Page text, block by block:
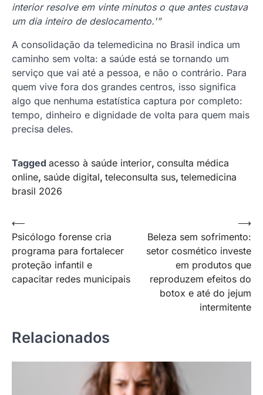
interior resolve em vinte minutos o que antes custava
um dia inteiro de deslocamento.'”
A consolidação da telemedicina no Brasil indica um
caminho sem volta: a saúde está se tornando um
serviço que vai até a pessoa, e não o contrário. Para
quem vive fora dos grandes centros, isso significa
algo que nenhuma estatística captura por completo:
tempo, dinheiro e dignidade de volta para quem mais
precisa deles.
Tagged acesso à saúde interior, consulta médica
online, saúde digital, teleconsulta sus, telemedicina
brasil 2026
Navegação
de
Post
⟵
Psicólogo forense cria
programa para fortalecer
proteção infantil e
capacitar redes municipais
Beleza sem sofrimento:
setor cosmético investe
em produtos que
reproduzem efeitos do
botox e até do jejum
intermitente
⟶
Relacionados